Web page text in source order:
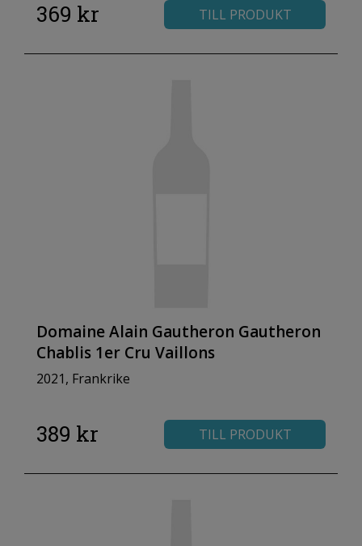
369 kr TILL PRODUKT
Domaine Alain Gautheron Gautheron
Chablis 1er Cru Vaillons
2021, Frankrike
389 kr TILL PRODUKT